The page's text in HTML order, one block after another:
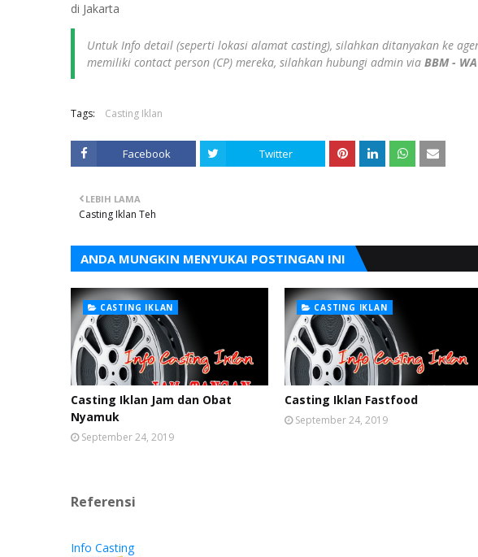
di Jakarta
Untuk Info detail (seperti lokasi alamat casting), silahkan ditanyakan ke
memiliki contact person (CP) mereka, silahkan hubungi admin via BBM -
Tags: Casting Iklan
Facebook Twitter
LEBIH LAMA
Casting Iklan Teh
ANDA MUNGKIN MENYUKAI POSTINGAN INI
CASTING IKLAN
Casting Iklan Jam dan Obat
Nyamuk
September 24, 2019
CASTING IKLAN
Casting Iklan Fastfood
September 24, 2019
Referensi
Info Casting